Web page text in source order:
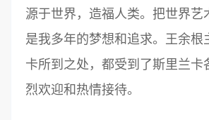
源于世界，造福人类。把世界艺
是我多年的梦想和追求。王余根
卡所到之处，都受到了斯里兰卡
烈欢迎和热情接待。